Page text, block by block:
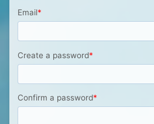
Email*
Create a password*
Confirm a password*